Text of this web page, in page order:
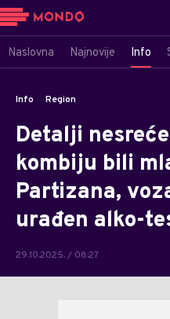
Naslovna Najnovije Info
Info Region
Detalji
kombiju bili
Partizana,
urađen alko-
29.10.2025. / 08:27